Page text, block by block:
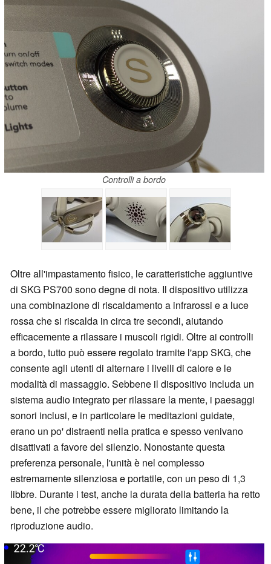
Controlli a bordo
Oltre all'impastamento fisico, le caratteristiche aggiuntive
di SKG PS700 sono degne di nota. Il dispositivo utilizza
una combinazione di riscaldamento a infrarossi e a luce
rossa che si riscalda in circa tre secondi, aiutando
efficacemente a rilassare i muscoli rigidi. Oltre ai controlli
a bordo, tutto può essere regolato tramite l'app SKG, che
consente agli utenti di alternare i livelli di calore e le
modalità di massaggio. Sebbene il dispositivo includa un
sistema audio integrato per rilassare la mente, i paesaggi
sonori inclusi, e in particolare le meditazioni guidate,
erano un po' distraenti nella pratica e spesso venivano
disattivati a favore del silenzio. Nonostante questa
preferenza personale, l'unità è nel complesso
estremamente silenziosa e portatile, con un peso di 1,3
libbre. Durante i test, anche la durata della batteria ha retto
bene, il che potrebbe essere migliorato limitando la
riproduzione audio.